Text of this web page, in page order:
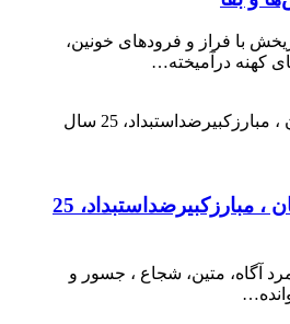
با فراز و فرودهای خونین،
کهنه درآمیخته…
فرقه مشرفتح محمد خان ، مبارزکبیرضداستبداد، 25
آگاه، متین، شجاع ، جسور و